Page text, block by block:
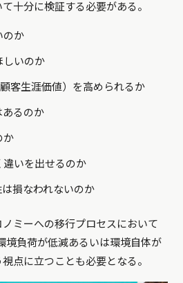
十分に検証する必要がある。
のか
しいのか
客生涯価値）を高められるか
あるのか
か
いを出せるのか
損なわれないのか
ミーへの移行プロセスにおいて
境負荷が低減あるいは環境自体が
点に立つことも必要となる。